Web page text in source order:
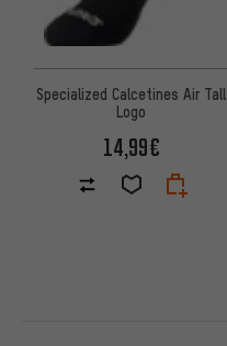
Specialized Calcetines Air Tall
Logo
14,99€